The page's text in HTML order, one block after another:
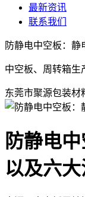
最新资讯
联系我们
防静电中空板：
中空板、周转箱生
东莞市聚源包装材
防静电
以及六